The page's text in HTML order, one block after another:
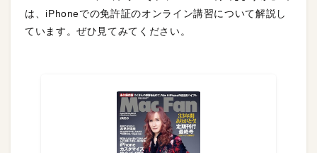
は、iPhoneでの免許証のオンライン講習について解説し
ています。ぜひ見てみてください。